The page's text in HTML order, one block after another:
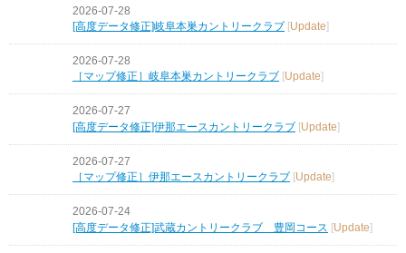
2026-07-28
[高度データ修正]岐阜本巣カントリークラブ [Update]
2026-07-28
［マップ修正］岐阜本巣カントリークラブ
Update
2026-07-27
[高度データ修正]伊那エースカントリークラブ [Update]
2026-07-27
［マップ修正］伊那エースカントリークラブ
Update
2026-07-24
[高度データ修正]武蔵カントリークラブ 豊岡コース [Update]